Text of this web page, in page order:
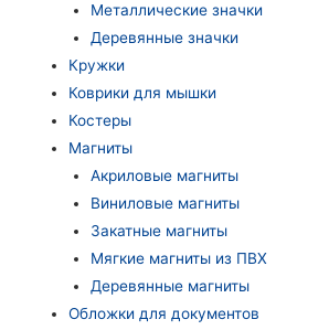
Металлические значки
Деревянные значки
Кружки
Коврики для мышки
Костеры
Магниты
Акриловые магниты
Виниловые магниты
Закатные магниты
Мягкие магниты из ПВХ
Деревянные магниты
Обложки для документов